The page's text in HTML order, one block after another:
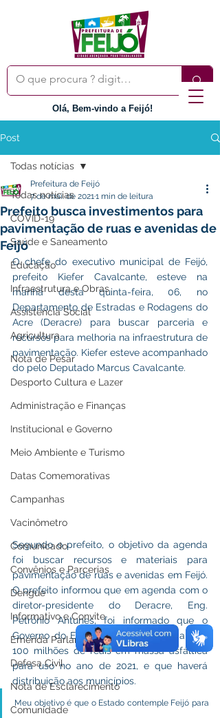
Olá, Bem-vindo a Feijó!
Post
Todas notícias
COVID-19
Saúde e Saneamento
Educação
Infraestrutura e Obras
Assistência Social
Agricultura
Nota de Pesar
Desporto Cultura e Lazer
Administração e Finanças
Institucional e Governo
Meio Ambiente e Turismo
Datas Comemorativas
Campanhas
Vacinômetro
Comunicado
Convênios e Parcerias
Dengue
Informativo e Convite
Emenda Parlamentar
Defesa Civil
Nota de Esclarecimento
Comunidade
Todas notícias
Prefeito busca investimentos para
pavimentação de ruas e avenidas de
Feijó
Prefeitura de Feijó
7 de mai. de 20211 min de leitura
O chefe do executivo municipal de Feijó,
prefeito Kiefer Cavalcante, esteve na
manhã desta quinta-feira, 06, no
Departamento de Estradas e Rodagens do
Acre (Deracre) para buscar parceria e
recursos para melhoria na infraestrutura de
pavimentação. Kiefer esteve acompanhado
do pelo Deputado Marcus Cavalcante.
Segundo o prefeito, o objetivo da agenda
foi buscar recursos e materiais para
pavimentação de ruas e avenidas em Feijó.
O prefeito informou que em agenda com o
diretor-presidente do Deracre, Eng.
Petrônio Antunes, foi informado que o
Governo do Estado licitou pouco mais de
100 milhões de reais em massa asfáltica
para uso no ano de 2021, e que haverá
distribuição aos municípios.
Meu objetivo é que o Estado contemple Feijó para